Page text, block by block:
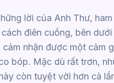
lời của Anh Thư,
điên cuồng, bên
nhận được một cảm
bóp. Mặc dù rất trơn,
còn tuyệt vời hơn cả